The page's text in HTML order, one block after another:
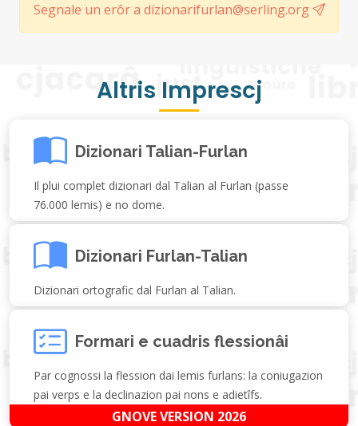
Segnale un erôr a dizionarifurlan@serling.org
Altris Imprescj
Dizionari Talian-Furlan
Il plui complet dizionari dal Talian al Furlan (passe
76.000 lemis) e no dome.
Dizionari Furlan-Talian
Dizionari ortografic dal Furlan al Talian.
Formari e cuadris flessionâi
Par cognossi la flession dai lemis furlans: la coniugazion
pai verps e la declinazion pai nons e adietîfs.
GNOVE VERSION 2026